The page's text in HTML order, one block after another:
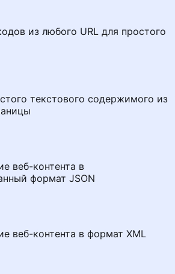
из любого URL для простого
текстового содержимого из
веб-контента в
формат JSON
веб-контента в формат XML